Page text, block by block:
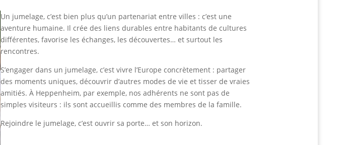
Un jumelage, c’est bien plus qu’un partenariat entre villes : c’est une
aventure humaine. Il crée des liens durables entre habitants de cultures
différentes, favorise les échanges, les découvertes… et surtout les
rencontres.
S’engager dans un jumelage, c’est vivre l’Europe concrètement : partager
des moments uniques, découvrir d’autres modes de vie et tisser de vraies
amitiés. À Heppenheim, par exemple, nos adhérents ne sont pas de
simples visiteurs : ils sont accueillis comme des membres de la famille.
Rejoindre le jumelage, c’est ouvrir sa porte… et son horizon.